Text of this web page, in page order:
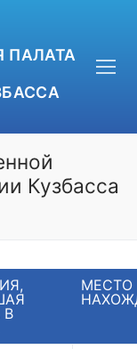
ПАЛАТА
Кузбасса
В
МЕСТО